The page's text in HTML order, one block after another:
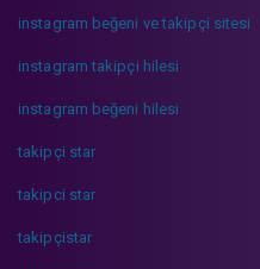
instagram beğeni ve takipçi sitesi
instagram takipçi hilesi
instagram beğeni hilesi
takipçi star
takipci star
takipçistar